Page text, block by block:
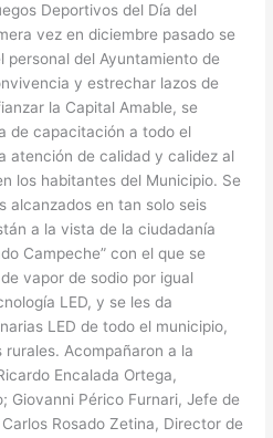
Deportivos del Día del
vez en diciembre pasado se
personal del Ayuntamiento de
y estrechar lazos de
la Capital Amable, se
de capacitación a todo el
atención de calidad y calidez al
los habitantes del Municipio. Se
alcanzados en tan solo seis
a la vista de la ciudadanía
Campeche” con el que se
vapor de sodio por igual
LED, y se les da
LED de todo el municipio,
Acompañaron a la
Encalada Ortega,
Giovanni Périco Furnari, Jefe de
Rosado Zetina, Director de